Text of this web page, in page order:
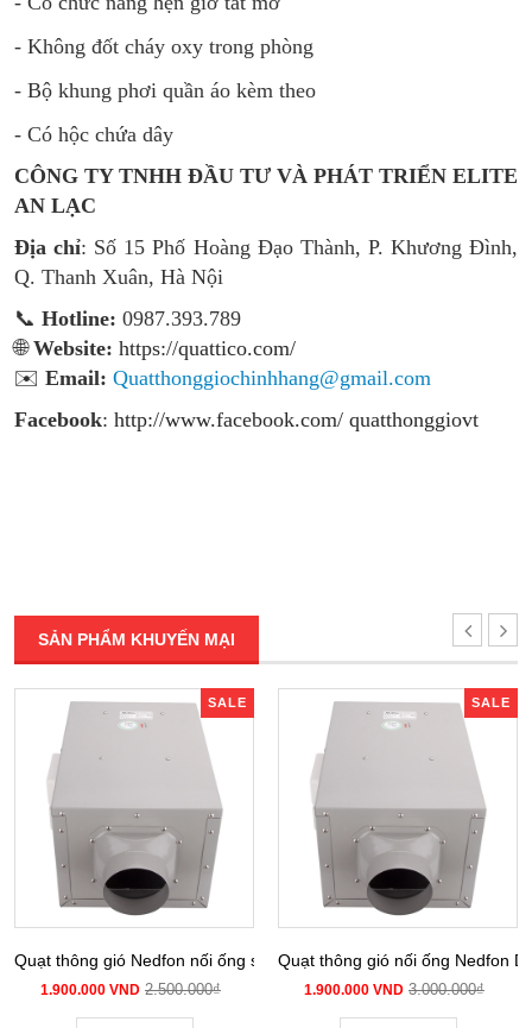
- Không đốt cháy oxy trong phòng
- Bộ khung phơi quần áo kèm theo
- Có hộc chứa dây
CÔNG TY TNHH ĐẦU TƯ VÀ PHÁT TRIỂN ELITE
AN LẠC
Địa chỉ: Số 15 Phố Hoàng Đạo Thành, P. Khương Đình,
Q. Thanh Xuân, Hà Nội
📞 Hotline: 0987.393.789
🌐Website: https://quattico.com/
✉️ Email: Quatthonggiochinhhang@gmail.com
Facebook: http://www.facebook.com/ quatthonggiovt
SẢN PHẨM KHUYẾN MẠI
SALE
Quạt thông gió Nedfon nối ống siêu âm DPT 10-12B
1.900.000 VND 2.500.000₫
SALE
Quạt thông gió nối ống Nedfon
1.900.000 VND 3.000.000₫